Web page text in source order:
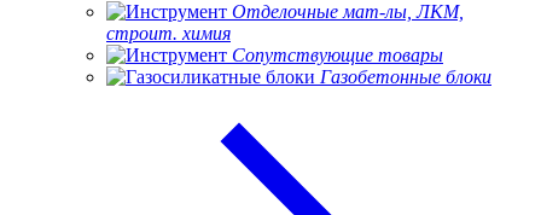
Отделочные мат-лы, ЛКМ,
строит. химия
Сопутствующие товары
Газобетонные блоки